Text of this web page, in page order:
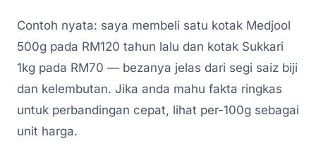
Contoh nyata: saya membeli satu kotak Medjool
500g pada RM120 tahun lalu dan kotak Sukkari
1kg pada RM70 — bezanya jelas dari segi saiz biji
dan kelembutan. Jika anda mahu fakta ringkas
untuk perbandingan cepat, lihat per-100g sebagai
unit harga.